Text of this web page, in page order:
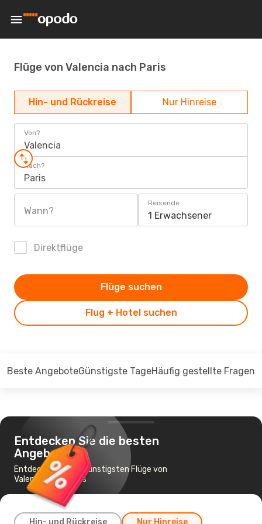
Flüge von Valencia nach Paris
Hin- und Rückreise Nur Hinreise
Von?
Valencia
Nach?
Paris
Wann?
Reisende
1 Erwachsener
Direktflüge
Flug + Hotel suchen
Flüge suchen
Beste AngeboteGünstigste TageHäufig gestellte Fragen
Entdecken Sie die besten
Angebote
Entdecken Sie die günstigsten Flüge von
Valencia nach Paris
Hin- und Rückreise Nur Hinreise